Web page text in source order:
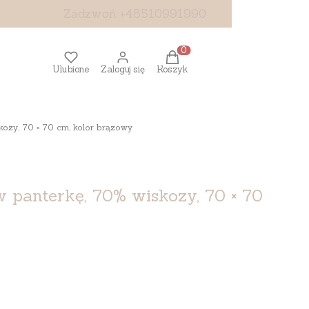
Ulubione Zaloguj się
Produkty w koszyku: 0.
Koszyk
70 × 70 cm, kolor brązowy
panterkę, 70% wiskozy, 70 × 70